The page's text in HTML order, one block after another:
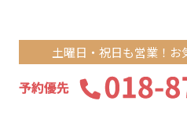
土曜日・祝日も営業！お